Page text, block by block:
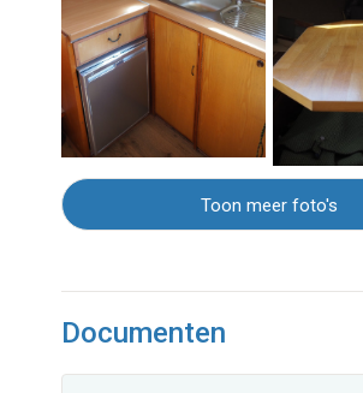
Toon meer foto's
Documenten